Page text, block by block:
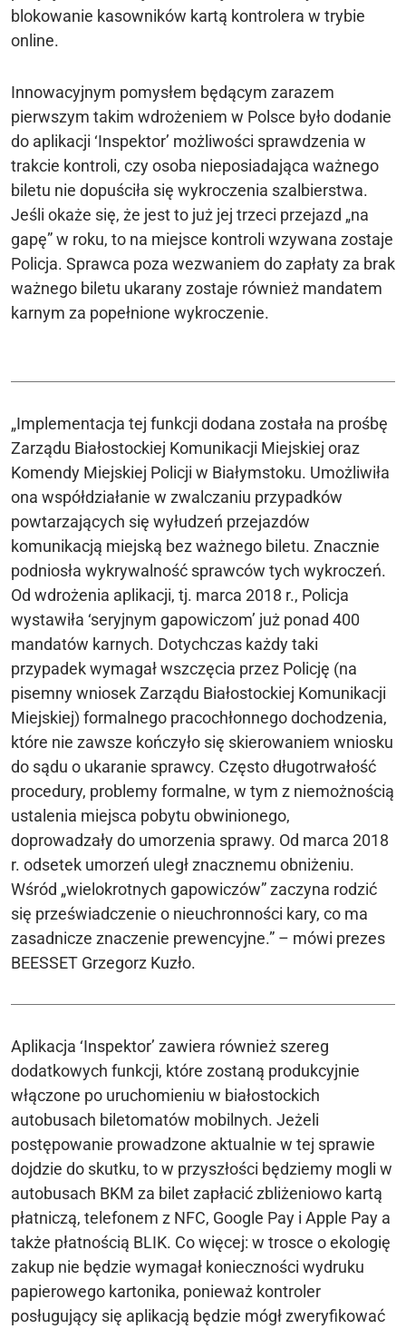
blokowanie kasowników kartą kontrolera w trybie
online.
Innowacyjnym pomysłem będącym zarazem
pierwszym takim wdrożeniem w Polsce było dodanie
do aplikacji ‘Inspektor’ możliwości sprawdzenia w
trakcie kontroli, czy osoba nieposiadająca ważnego
biletu nie dopuściła się wykroczenia szalbierstwa.
Jeśli okaże się, że jest to już jej trzeci przejazd „na
gapę” w roku, to na miejsce kontroli wzywana zostaje
Policja. Sprawca poza wezwaniem do zapłaty za brak
ważnego biletu ukarany zostaje również mandatem
karnym za popełnione wykroczenie.
„Implementacja tej funkcji dodana została na prośbę
Zarządu Białostockiej Komunikacji Miejskiej oraz
Komendy Miejskiej Policji w Białymstoku. Umożliwiła
ona współdziałanie w zwalczaniu przypadków
powtarzających się wyłudzeń przejazdów
komunikacją miejską bez ważnego biletu. Znacznie
podniosła wykrywalność sprawców tych wykroczeń.
Od wdrożenia aplikacji, tj. marca 2018 r., Policja
wystawiła ‘seryjnym gapowiczom’ już ponad 400
mandatów karnych. Dotychczas każdy taki
przypadek wymagał wszczęcia przez Policję (na
pisemny wniosek Zarządu Białostockiej Komunikacji
Miejskiej) formalnego pracochłonnego dochodzenia,
które nie zawsze kończyło się skierowaniem wniosku
do sądu o ukaranie sprawcy. Często długotrwałość
procedury, problemy formalne, w tym z niemożnością
ustalenia miejsca pobytu obwinionego,
doprowadzały do umorzenia sprawy. Od marca 2018
r. odsetek umorzeń uległ znacznemu obniżeniu.
Wśród „wielokrotnych gapowiczów” zaczyna rodzić
się przeświadczenie o nieuchronności kary, co ma
zasadnicze znaczenie prewencyjne.” – mówi prezes
BEESSET Grzegorz Kuzło.
Aplikacja ‘Inspektor’ zawiera również szereg
dodatkowych funkcji, które zostaną produkcyjnie
włączone po uruchomieniu w białostockich
autobusach biletomatów mobilnych. Jeżeli
postępowanie prowadzone aktualnie w tej sprawie
dojdzie do skutku, to w przyszłości będziemy mogli w
autobusach BKM za bilet zapłacić zbliżeniowo kartą
płatniczą, telefonem z NFC, Google Pay i Apple Pay a
także płatnością BLIK. Co więcej: w trosce o ekologię
zakup nie będzie wymagał konieczności wydruku
papierowego kartonika, ponieważ kontroler
posługujący się aplikacją będzie mógł zweryfikować